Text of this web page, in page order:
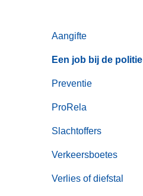
Aangifte
Een job bij de politie
Preventie
ProRela
Slachtoffers
Verkeersboetes
Verlies of diefstal